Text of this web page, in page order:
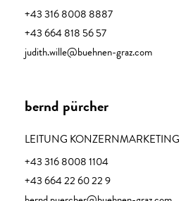
+43 316 8008 8887
+43 664 818 56 57
judith.wille@buehnen-graz.com
bernd pürcher
LEITUNG KONZERNMARKETING
+43 316 8008 1104
+43 664 22 60 22 9